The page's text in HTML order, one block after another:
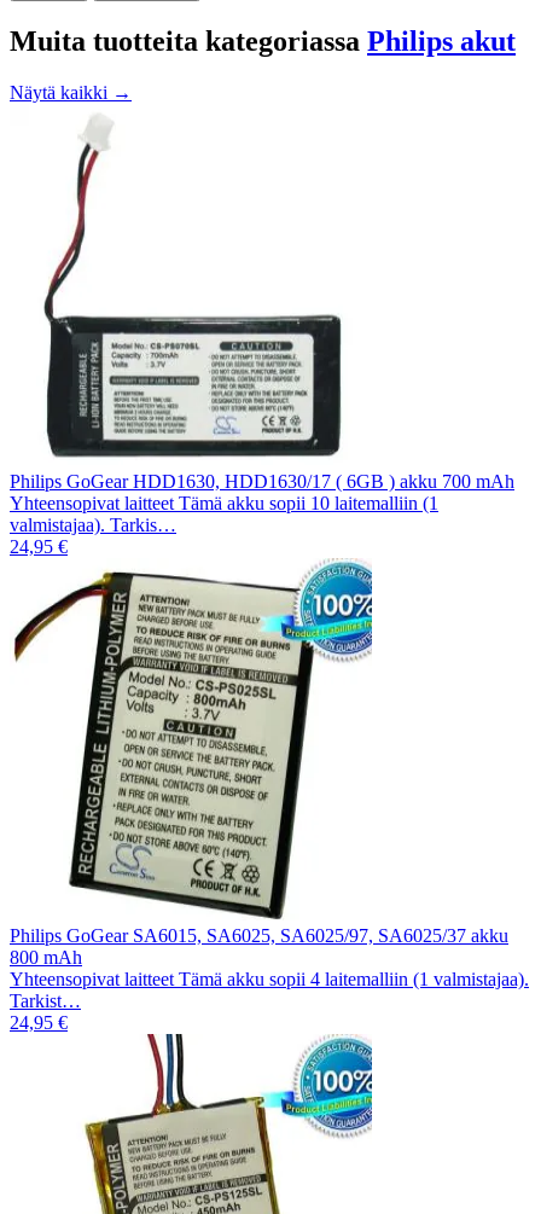
Muita tuotteita kategoriassa Philips akut
Näytä kaikki →
Philips GoGear HDD1630, HDD1630/17 ( 6GB ) akku 700 mAh
Yhteensopivat laitteet Tämä akku sopii 10 laitemalliin (1
valmistajaa). Tarkis…
24,95 €
Philips GoGear SA6015, SA6025, SA6025/97, SA6025/37 akku
800 mAh
Yhteensopivat laitteet Tämä akku sopii 4 laitemalliin (1 valmistajaa).
Tarkist…
24,95 €